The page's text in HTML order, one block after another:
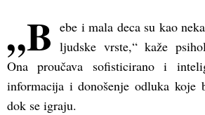
„B ebe i mala deca su kao
ljudske vrste,“ kaže
Ona proučava sofisticirano i
informacija i donošenje odluka koje
dok se igraju.